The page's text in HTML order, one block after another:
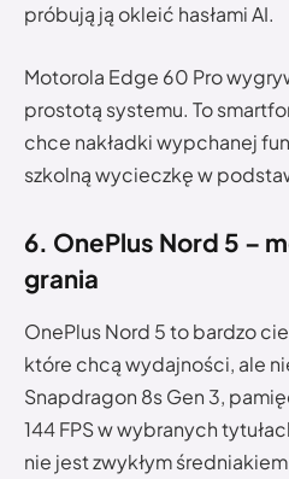
próbują ją okleić hasłami AI.
Motorola Edge 60 Pro
prostotą systemu. To
chce nakładki wypchanej
szkolną wycieczkę w
6. OnePlus Nord 5 –
grania
OnePlus Nord 5 to bardzo
które chcą wydajności, ale
Snapdragon 8s Gen 3,
144 FPS w wybranych
nie jest zwykłym